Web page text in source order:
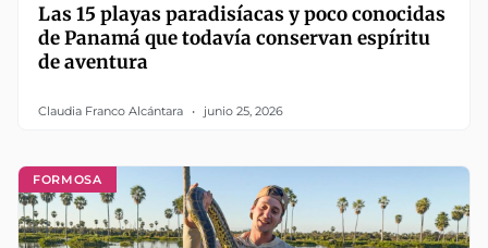
Las 15 playas paradisíacas y poco conocidas
de Panamá que todavía conservan espíritu
de aventura
Claudia Franco Alcántara junio 25, 2026
FORMOSA